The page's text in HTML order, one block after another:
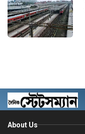
About Us